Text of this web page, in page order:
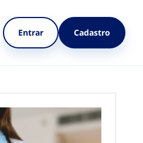
Entrar Cadastro